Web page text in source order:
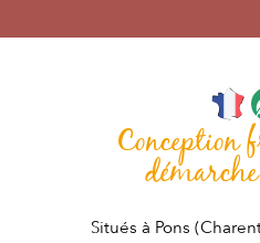
Conception
Situés à Pons